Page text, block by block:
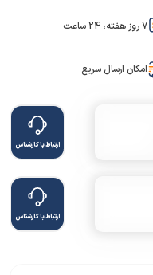
7 روز هفته، 24 ساعت
امکان ارسال سریع
ارتباط با کارشناس
ارتباط با کارشناس